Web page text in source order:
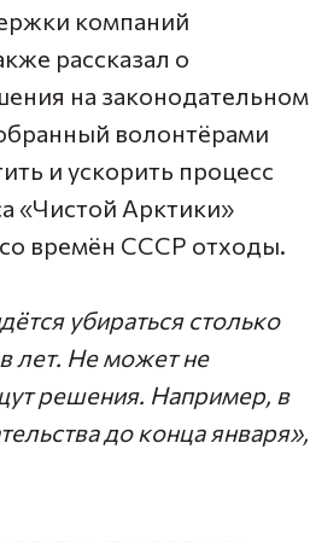
компаний
рассказал о
на законодательном
волонтёрами
и ускорить процесс
«Чистой Арктики»
времён СССР отходы.
убираться столько
лет. Не может не
решения. Например, в
до конца января»,